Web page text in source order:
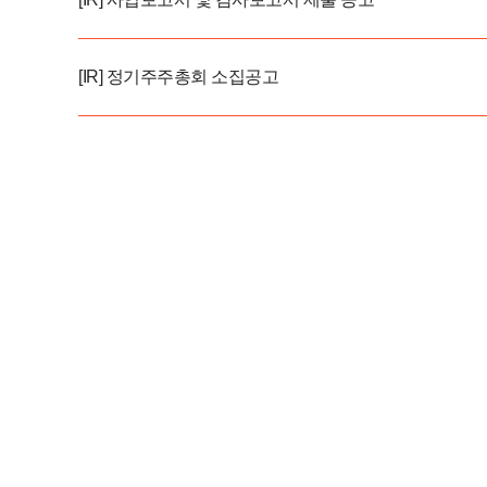
[IR] 정기주주총회 소집공고